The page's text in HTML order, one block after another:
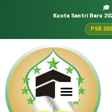
🎓
Kuota Santri Baru
PSB